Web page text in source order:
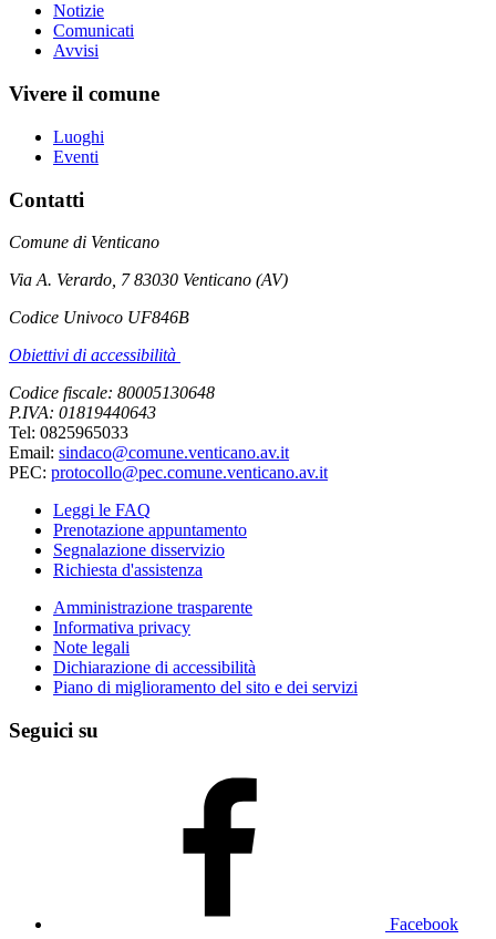
Notizie
Comunicati
Avvisi
Vivere il comune
Luoghi
Eventi
Contatti
Comune di Venticano
Via A. Verardo, 7 83030 Venticano (AV)
Codice Univoco UF846B
Obiettivi di accessibilità
Codice fiscale: 80005130648
P.IVA: 01819440643
Tel: 0825965033
Email: sindaco@comune.venticano.av.it
PEC: protocollo@pec.comune.venticano.av.it
Leggi le FAQ
Prenotazione appuntamento
Segnalazione disservizio
Richiesta d'assistenza
Amministrazione trasparente
Informativa privacy
Note legali
Dichiarazione di accessibilità
Piano di miglioramento del sito e dei servizi
Seguici su
Facebook